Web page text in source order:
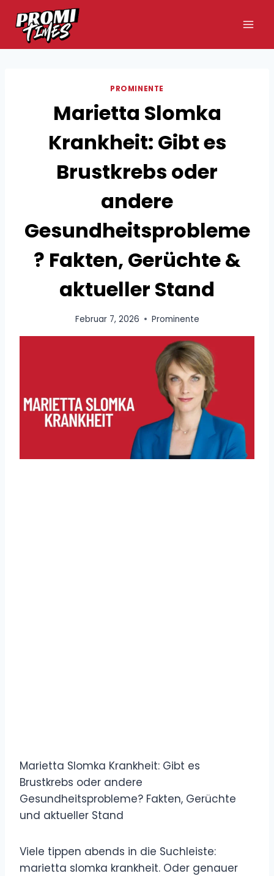
Inhalt
springen
PROMINENTE
Marietta Slomka
Krankheit: Gibt es
Brustkrebs oder
andere
Gesundheitsprobleme
? Fakten, Gerüchte &
aktueller Stand
Februar 7, 2026 Prominente
Marietta Slomka Krankheit: Gibt es
Brustkrebs oder andere
Gesundheitsprobleme? Fakten, Gerüchte
und aktueller Stand
Viele tippen abends in die Suchleiste:
marietta slomka krankheit. Oder genauer